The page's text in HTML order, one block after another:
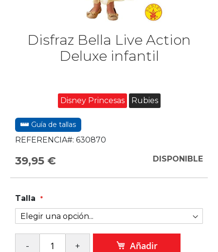
Disfraz Bella Live Action
Deluxe infantil
Disney Princesas Rubies
Guía de tallas
REFERENCIA#: 630870
39,95 € DISPONIBLE
Talla
Añadir